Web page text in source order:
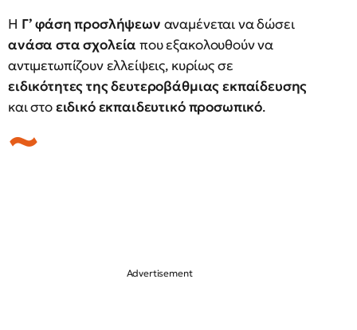
Η Γ’ φάση προσλήψεων αναμένεται να δώσει
ανάσα στα σχολεία που εξακολουθούν να
αντιμετωπίζουν ελλείψεις, κυρίως σε
ειδικότητες της δευτεροβάθμιας εκπαίδευσης
και στοειδικό εκπαιδευτικό προσωπικό.